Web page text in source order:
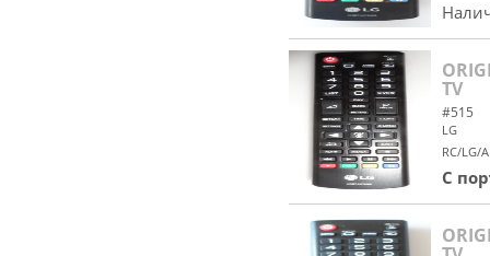
TV
#515
LG
RC/LG/
С